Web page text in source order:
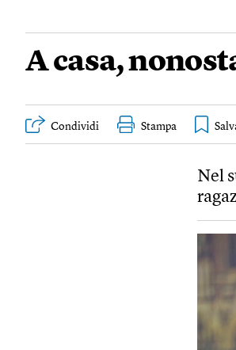
A casa,
Condividi Stampa
Nel